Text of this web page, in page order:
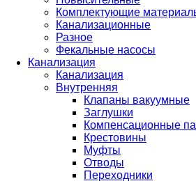
Комплектующие
Канализационные
Разное
Фекальные насосы
Канализация
Канализация
Внутренняя
Клапаны вакуумные
Заглушки
Компенсационные
Крестовины
Муфты
Отводы
Переходники